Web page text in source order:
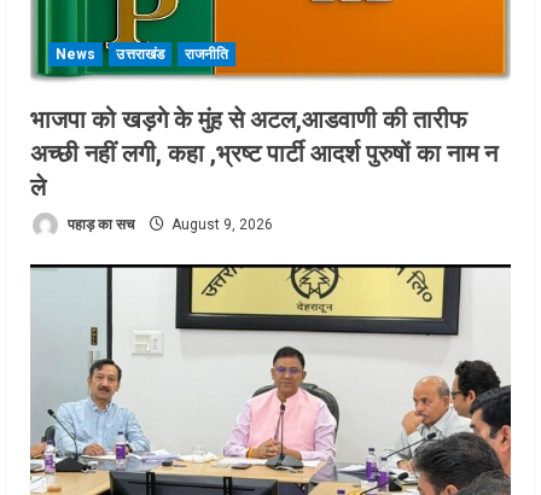
News उत्तराखंड राजनीति
भाजपा को खड़गे के मुंह से अटल,आडवाणी की तारीफ
अच्छी नहीं लगी, कहा ,भ्रष्ट पार्टी आदर्श पुरुषों का नाम न
ले
पहाड़ का सच August 9, 2026